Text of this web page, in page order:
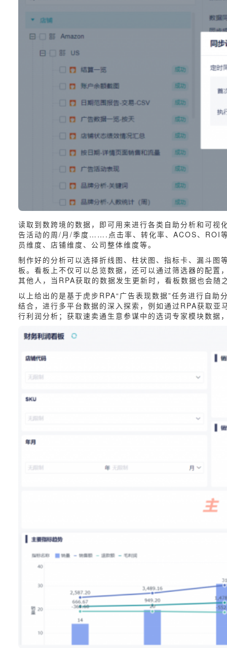
读取到数跨境的数据，即可用来进行各类自助分析和可
告活动的周/月/季度…….点击率、转化率、ACOS、ROI
员维度、店铺维度、公司整体维度等。
制作好的分析可以选择折线图、柱状图、指标卡、漏斗
板。看板上不仅可以总览数据，还可以通过筛选器的配
其他人，当RPA获取的数据发生更新时，看板数据也会随
以上给出的是基于虎步RPA“广告表现数据”任务进行自
结合，进行多平台数据的深入探索，例如通过RPA获取
行利润分析；获取速卖通生意参谋中的选词专家模块数据